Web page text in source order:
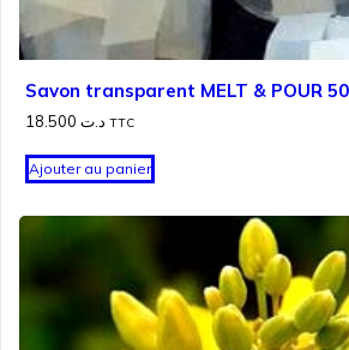
Savon transparent MELT & POUR
د.ت TTC
Ajouter au panier